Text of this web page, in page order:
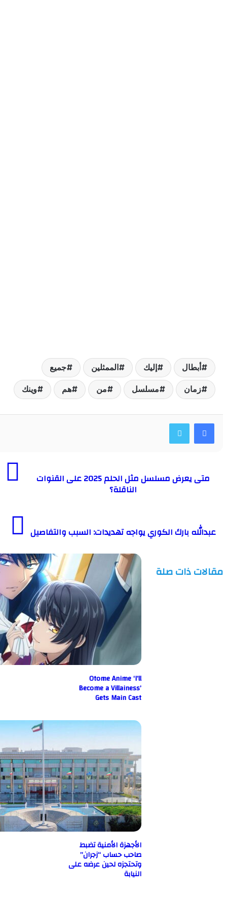
إليك الممثلين جميع
مسلسل من هم وينك
متى يعرض مسلسل مثل الحلم 2025 على القنوات
بارك الكوري يواجه تهديدات: السبب والتفاصيل
ذات صلة
Otome Anime ‘I’ll
Become a Villainess’
Gets Main Cast
الأجهزة الأمنية تضبط
صاحب حساب “زجران”
وتحتجزه لحين عرضه على